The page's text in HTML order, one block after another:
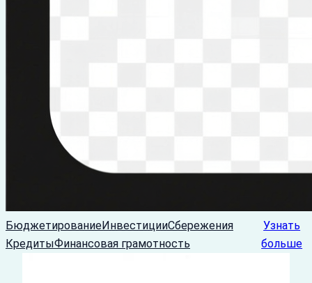
БюджетированиеИнвестицииСбережения
КредитыФинансовая грамотность
Узнать
больше